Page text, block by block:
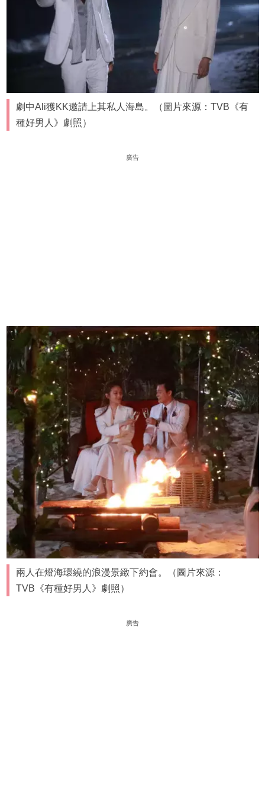
劇中Ali獲KK邀請上其私人海島。（圖片來源：TVB《有
種好男人》劇照）
廣告
兩人在燈海環繞的浪漫景緻下約會。（圖片來源：
TVB《有種好男人》劇照）
廣告